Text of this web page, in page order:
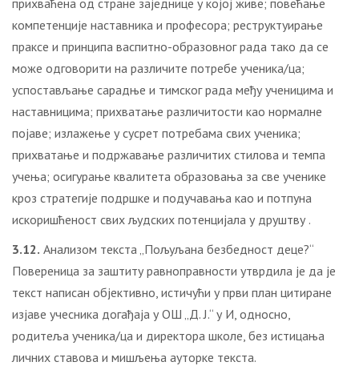
прихваћена од стране заједнице у којој живе; повећање
компетенције наставника и професора; реструктуирање
праксе и принципа васпитно-образовног рада тако да се
може одговорити на различите потребе ученика/ца;
успостављање сарадње и тимског рада међу ученицима и
наставницима; прихватање различитости као нормалне
појаве; излажење у сусрет потребама свих ученика;
прихватање и подржавање различитих стилова и темпа
учења; осигурање квалитета образовања за све ученике
кроз стратегије подршке и подучавања као и потпуна
искоришћеност свих људских потенцијала у друштву .
3.12. Анализом текста „Пољуљана безбедност деце?“
Повереница за заштиту равноправности утврдила је да је
текст написан објективно, истичући у први план цитиране
изјаве учесника догађаја у ОШ „Д. Ј.“ у И, односно,
родитеља ученика/ца и директора школе, без истицања
личних ставова и мишљења ауторке текста.